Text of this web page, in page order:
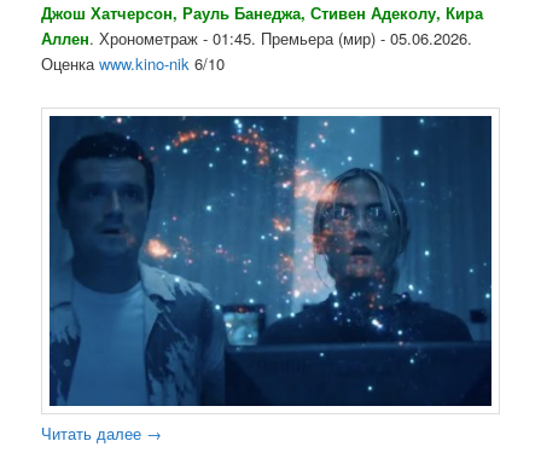
Джош Хатчерсон, Рауль Банеджа, Стивен Адеколу, Кира
Аллен. Хронометраж - 01:45. Премьера (мир) - 05.06.2026.
Оценкаwww.kino-nik 6/10
Читать далее →